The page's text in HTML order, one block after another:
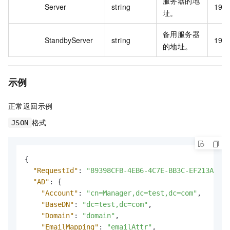
Server string
址。
StandbyServer string
备用服务器
的地址。
示例
正常返回示例
JSON 格式
{
"RequestId" :
"89398CFB-4EB6-4C7E-BB3C-
"AD" :
{
"Account" : "cn=Manager,dc=test,dc=com" ,
"BaseDN" : "dc=test,dc=com" ,
"Domain" : "domain" ,
"EmailMapping" : "emailAttr" ,